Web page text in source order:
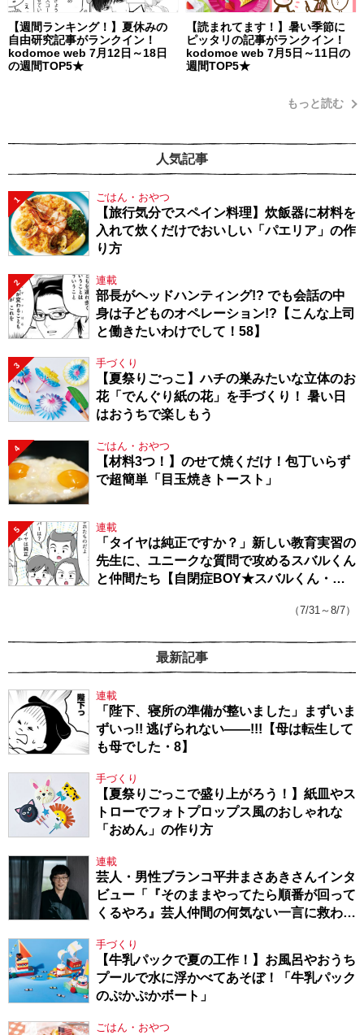
【週間ランキング！】夏休みの
自由研究記事がランクイン！
kodomoe web 7月12日～18日
の週間TOP5★
【読まれてます！】暑い季節に
ピッタリの記事がランクイン！
kodomoe web 7月5日～11日の
週間TOP5★
もっと読む
人気記事
1 ごはん・おやつ
【旅行気分でスペイン料理】炊飯器に材料を
入れて炊くだけでおいしい「パエリア」の作
り方
2 連載
部長がヘッドハンティング!? でも会話の中
身は子どものオペレーション!?【こんな上司
と働きたいわけでして！58】
3 手づくり
【夏祭りごっこ】ハチの巣みたいな立体のお
花「でんぐり紙の花」を手づくり！ 暑い日
はおうちで楽しもう
4 ごはん・おやつ
【材料3つ！】のせて焼くだけ！包丁いらず
で超簡単「目玉焼きトースト」
5 連載
「タイヤは純正ですか？」新しい教育実習の
先生に、ユニークな質問で攻めるスバルくん
と仲間たち【自閉症BOY★スバルくん・
（7/31～8/7）
最新記事
連載
「陛下、寝所の準備が整いました」まずいま
ずいっ!! 逃げられない――!!!【母は転生して
も母でした・8】
手づくり
【夏祭りごっこで盛り上がろう！】紙皿やス
トローでフォトプロップス風のおしゃれな
「おめん」の作り方
連載
芸人・男性ブランコ平井まさあきさんインタ
ビュー「『そのままやってたら順番が回って
くるやろ』芸人仲間の何気ない一言に救われ
手づくり
【牛乳パックで夏の工作！】お風呂やおうち
プールで水に浮かべてあそぼ！「牛乳パック
のぷかぷかボート」
ごはん・おやつ